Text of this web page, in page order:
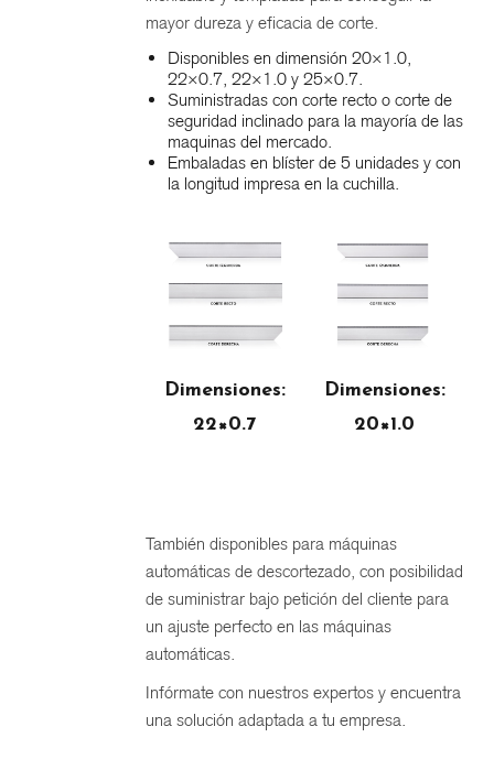
mayor dureza y eficacia de corte.
Disponibles en dimensión 20×1.0,
22×0.7, 22×1.0 y 25×0.7.
Suministradas con corte recto o corte de
seguridad inclinado para la mayoría de las
maquinas del mercado.
Embaladas en blíster de 5 unidades y con
la longitud impresa en la cuchilla.
Dimensiones:
22×0.7
Dimensiones:
20×1.0
También disponibles para máquinas
automáticas de descortezado, con posibilidad
de suministrar bajo petición del cliente para
un ajuste perfecto en las máquinas
automáticas.
Infórmate con nuestros expertos y encuentra
una solución adaptada a tu empresa.